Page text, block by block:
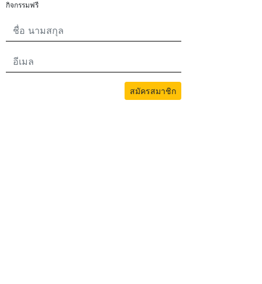
กิจกรรมฟรี
สมัครสมาชิก